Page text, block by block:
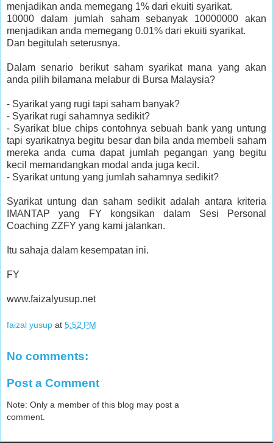
menjadikan anda memegang 1% dari ekuiti syarikat.
10000 dalam jumlah saham sebanyak 10000000 akan
menjadikan anda memegang 0.01% dari ekuiti syarikat.
Dan begitulah seterusnya.
Dalam senario berikut saham syarikat mana yang akan
anda pilih bilamana melabur di Bursa Malaysia?
⁃ Syarikat yang rugi tapi saham banyak?
⁃ Syarikat rugi sahamnya sedikit?
⁃ Syarikat blue chips contohnya sebuah bank yang untung
tapi syarikatnya begitu besar dan bila anda membeli saham
mereka anda cuma dapat jumlah pegangan yang begitu
kecil memandangkan modal anda juga kecil.
⁃ Syarikat untung yang jumlah sahamnya sedikit?
Syarikat untung dan saham sedikit adalah antara kriteria
IMANTAP yang FY kongsikan dalam Sesi Personal
Coaching ZZFY yang kami jalankan.
Itu sahaja dalam kesempatan ini.
FY
www.faizalyusup.net
faizal yusup at 5:52 PM
No comments:
Post a Comment
Note: Only a member of this blog may post a
comment.